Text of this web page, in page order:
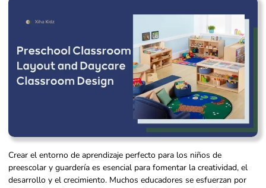
Crear el entorno de aprendizaje perfecto para los niños de
preescolar y guardería es esencial para fomentar la creatividad, el
desarrollo y el crecimiento. Muchos educadores se esfuerzan por